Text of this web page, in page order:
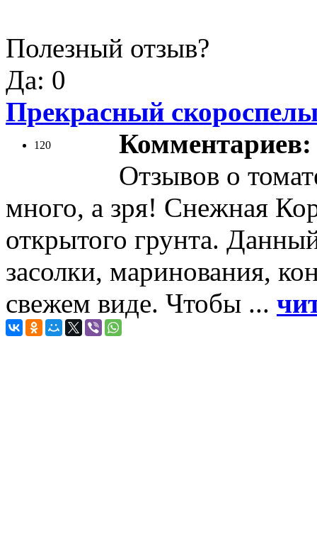
Полезный отзыв?
Да: 0
Прекрасный
120
Комментариев:
Отзывов о
много, а зря! Снежная
открытого грунта.
засолки, маринования,
свежем виде. Чтобы ...